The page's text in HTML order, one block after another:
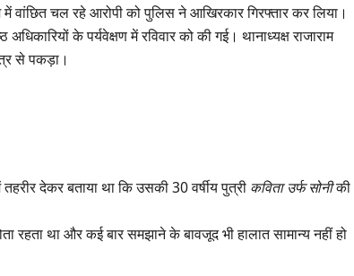
वांछित चल रहे आरोपी को पुलिस ने आखिरकार गिरफ्तार कर लिया।
के पर्यवेक्षण में रविवार को की गई। थानाध्यक्ष राजाराम
से पकड़ा।
देकर बताया था कि उसकी 30 वर्षीय पुत्री कविता उर्फ सोनीकी
रहता था और कई बार समझाने के बावजूद भी हालात सामान्य नहीं हो